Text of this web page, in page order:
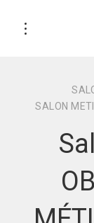
SALON